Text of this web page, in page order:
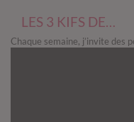
LES 3 KIFS DE…
Chaque semaine, j’invite des